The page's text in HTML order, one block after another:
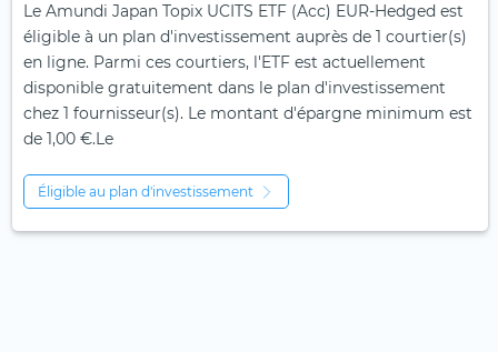
Le Amundi Japan Topix UCITS ETF (Acc) EUR-Hedged est
éligible à un plan d'investissement auprès de 1 courtier(s)
en ligne. Parmi ces courtiers, l'ETF est actuellement
disponible gratuitement dans le plan d'investissement
chez 1 fournisseur(s). Le montant d'épargne minimum est
de 1,00 €.Le
Éligible au plan d'investissement